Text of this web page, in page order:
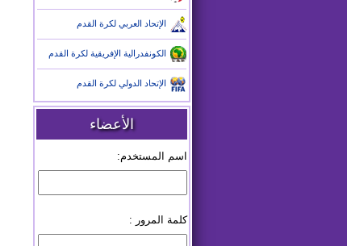
الإتحاد العربي لكرة القدم
الكونفدرالية الإفريقية لكرة القدم
الإتحاد الدولي لكرة القدم
الأعضاء
اسم المستخدم:
كلمة المرور :